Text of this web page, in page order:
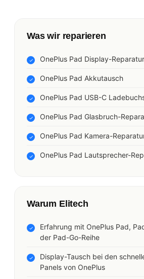
Was wir reparieren
OnePlus Pad Display-Reparatur
OnePlus Pad Akkutausch
OnePlus Pad USB-C
OnePlus Pad Glasbruch-
OnePlus Pad Kamera-
OnePlus Pad Lautsprecher-
Warum Elitech
Erfahrung mit OnePlus Pad,
der Pad-Go-Reihe
Display-Tausch bei den
Panels von OnePlus